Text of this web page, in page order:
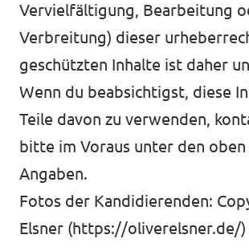
Vervielfältigung, Bearbeitung
Verbreitung) dieser
geschützten Inhalte ist daher
Wenn du beabsichtigst, diese
Teile davon zu verwenden,
bitte im Voraus unter den
Angaben.
Fotos der Kandidierenden:
Elsner (https://oliverelsner.de/)